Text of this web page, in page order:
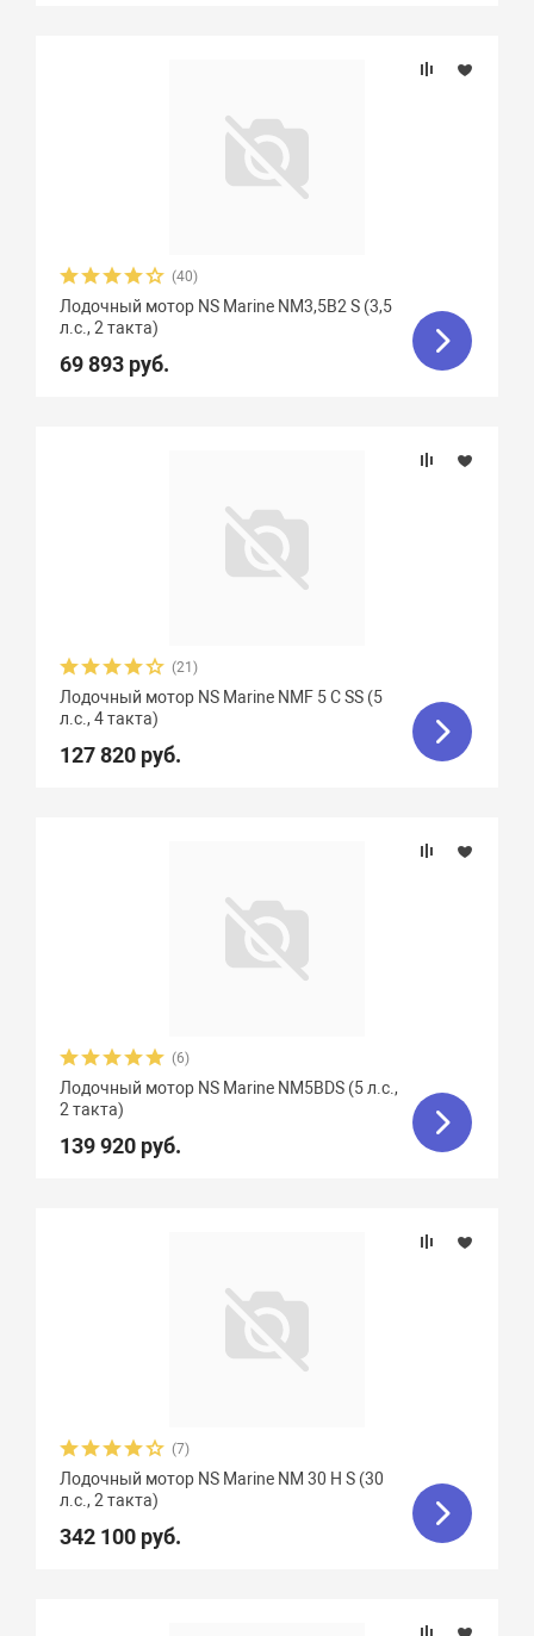
(40)
Лодочный мотор NS Marine NM3,5B2 S (3,5
л.с., 2 такта)
69 893 руб.
(21)
Лодочный мотор NS Marine NMF 5 C SS (5
л.с., 4 такта)
127 820 руб.
(6)
Лодочный мотор NS Marine NM5BDS (5 л.с.,
2 такта)
139 920 руб.
(7)
Лодочный мотор NS Marine NM 30 H S (30
л.с., 2 такта)
342 100 руб.